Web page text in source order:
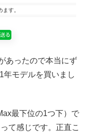
ます。
あったので本当にず
年モデルを買いまし
最下位の1つ下）で
て感じです。正直こ